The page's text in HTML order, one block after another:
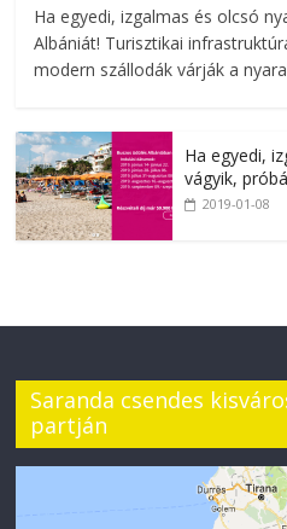
Ha egyedi, izgalmas és olcsó
Albániát! Turisztikai
modern szállodák várják a
Ha egyedi,
vágyik,
2019-01-08
Saranda csendes
partján